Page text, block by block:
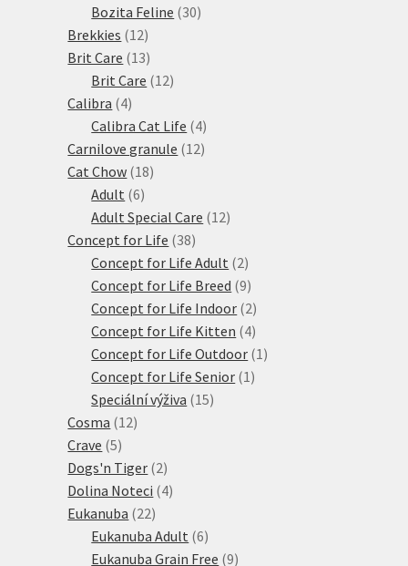
produktů
Bozita Feline 3030
Brekkies 1212
produktů
Brit Care 1313
produktů
Brit Care 1212
Calibra 44
produkty
Calibra Cat Life 44
produkty
Carnilove granule 1212
Cat Chow 1818
Adult 66
produktů
Adult Special Care 1212
Concept for Life 3838
produktů
Concept for Life Adult 22
produkty
Concept for Life Breed 99
produktů
Concept for Life Indoor 22
produkty
Concept for Life Kitten 44
produkty
Concept for Life Outdoor 1 1
Concept for Life Senior 1 1
Speciální výživa 1515
Cosma 1212
Crave 55
produktů
Dogs'n Tiger 22
produkty
Dolina Noteci 44
Eukanuba 2222
produktů
Eukanuba Adult 66
produktů
Eukanuba Grain Free 99